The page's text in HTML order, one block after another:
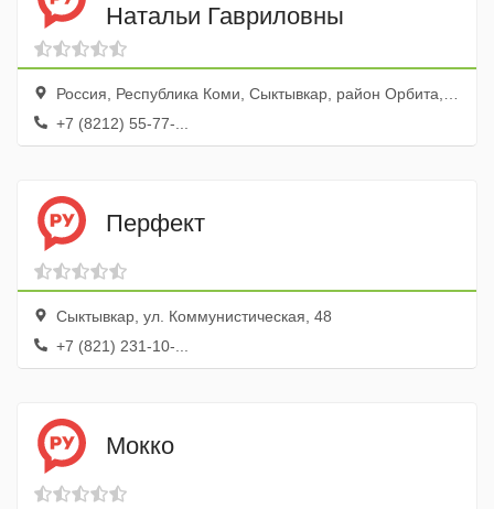
Натальи Гавриловны
Россия, Республика Коми, Сыктывкар, район Орбита, Покровский бульвар, 5
+7 (8212) 55-77-...
Перфект
Сыктывкар, ул. Коммунистическая, 48
+7 (821) 231-10-...
Мокко